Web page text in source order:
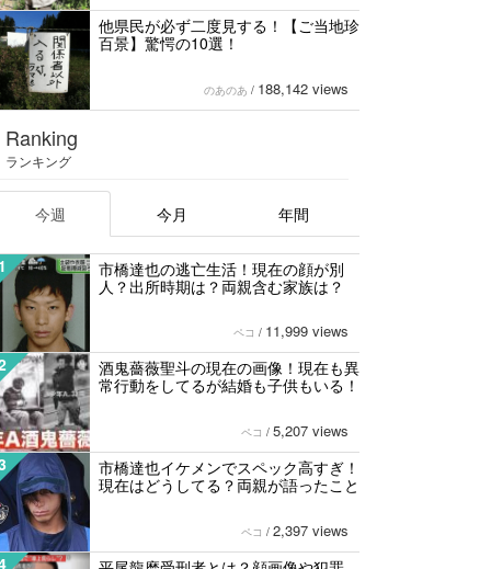
他県民が必ず二度見する！【ご当地珍
百景】驚愕の10選！
のあのあ / 188,142 views
Ranking
ランキング
今週 今月 年間
市橋達也の逃亡生活！現在の顔が別
人？出所時期は？両親含む家族は？
ペコ / 11,999 views
酒鬼薔薇聖斗の現在の画像！現在も異
常行動をしてるが結婚も子供もいる！
ペコ / 5,207 views
市橋達也イケメンでスペック高すぎ！
現在はどうしてる？両親が語ったこと
ペコ / 2,397 views